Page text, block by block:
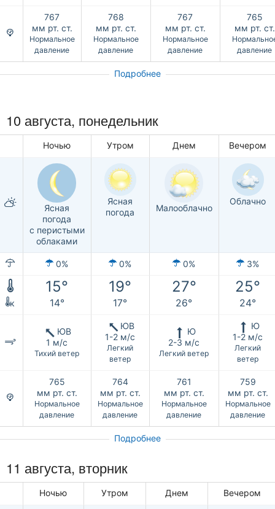
767
мм рт. ст.
Нормальное
давление
768
мм рт. ст.
Нормальное
давление
767
мм рт. ст.
Нормальное
давление
765
мм рт. ст.
давление
Подробнее
10 августа, понедельник
Ночью Утром Днем Вечером
Ясная
погода
с перистыми
облаками
Ясная
погода
Малооблачно
Облачно
0% 0% 0% 3%
15° 19° 27° 25°
к 14° 17° 26° 24°
ЮВ
1 м/с
Тихий ветер
ЮВ
1-2 м/с
Легкий
ветер
Ю
2-3 м/с
Легкий ветер
Ю
1-2 м/с
Легкий
ветер
765
мм рт. ст.
Нормальное
давление
764
мм рт. ст.
Нормальное
давление
761
мм рт. ст.
Нормальное
давление
759
мм рт. ст.
Нормальное
давление
Подробнее
11 августа, вторник
Ночью Утром Днем Вечером